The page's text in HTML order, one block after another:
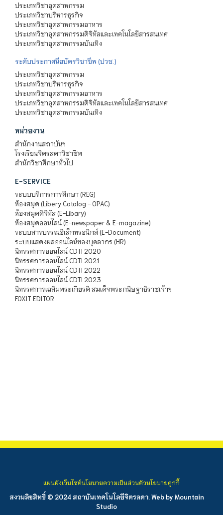
ประเภทวิชาอุตสาหกรรม
ประเภทวิชาบริหารธุรกิจ
ประเภทวิชาอุตสาหกรรมอาหาร
ประเภทวิชาอุตสาหกรรมดิจิทัลและเทคโนโลยีสารสนเทศ
ประเภทวิชาอุตสาหกรรมบันเทิง
ระดับประกาศนียบัตรวิชาชีพ (ปวช.)
ประเภทวิชาอุตสาหกรรม
ประเภทวิชาบริหารธุรกิจ
ประเภทวิชาอุตสาหกรรมอาหาร
ประเภทวิชาอุตสาหกรรมดิจิทัลและเทคโนโลยีสารสนเทศ
ประเภทวิชาอุตสาหกรรมบันเทิง
หน่วยงาน
สำนักงานสถาบันฯ
โรงเรียนจิตรลดาวิชาชีพ
สำนักวิชาศึกษาทั่วไป
E-SERVICE
ระบบบริการการศึกษา (REG)
ห้องสมุด (Libery Catalog - OPAC)
ห้องสมุดดิจิทัล (E-Libary)
ห้องสมุดออนไลน์ (E-newspaper & E-magazine)
ระบบสารบรรณอิเล็กทรอนิกส์ (E-Document)
ระบบแสดงผลออนไลน์ของบุคลากร (HR)
นิทรรศการออนไลน์ CDTI 2020
นิทรรศการออนไลน์ CDTI 2021
นิทรรศการออนไลน์ CDTI 2022
นิทรรศการออนไลน์ CDTI 2023
นิทรรศการเฉลิมพระเกียรติ สมเด็จพระกนิษฐาธิราชเจ้าฯ
FOXIT EDITOR
สงวนลิขสิทธิ์ © 2024 สถาบันเทคโนโลยีจิตรลดา. Web by Mountain
Studio
แผนผังเว็บไซต์นโยบายความเป็นส่วนตัวนโยบายคุกกี้